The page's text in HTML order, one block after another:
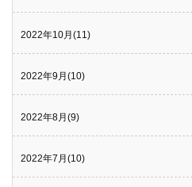
2022年10月(11)
2022年9月(10)
2022年8月(9)
2022年7月(10)